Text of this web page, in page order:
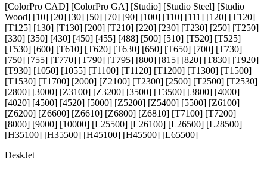
[ColorPro CAD] [ColorPro GA] [Studio] [Studio Steel] [Studio
Wood] [10] [20] [30] [50] [70] [90] [100] [110] [111] [120] [T120]
[T125] [130] [T130] [200] [T210] [220] [230] [T230] [250] [T250]
[330] [350] [430] [450] [455] [488] [500] [510] [T520] [T525]
[T530] [600] [T610] [T620] [T630] [650] [T650] [700] [T730]
[750] [755] [T770] [T790] [T795] [800] [815] [820] [T830] [T920]
[T930] [1050] [1055] [T1100] [T1120] [T1200] [T1300] [T1500]
[T1530] [T1700] [2000] [Z2100] [T2300] [2500] [T2500] [T2530]
[2800] [3000] [Z3100] [Z3200] [3500] [T3500] [3800] [4000]
[4020] [4500] [4520] [5000] [Z5200] [Z5400] [5500] [Z6100]
[Z6200] [Z6600] [Z6610] [Z6800] [Z6810] [T7100] [T7200]
[8000] [9000] [10000] [L25500] [L26100] [L26500] [L28500]
[H35100] [H35500] [H45100] [H45500] [L65500]
DeskJet